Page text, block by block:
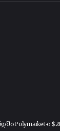
Polymarket-ი